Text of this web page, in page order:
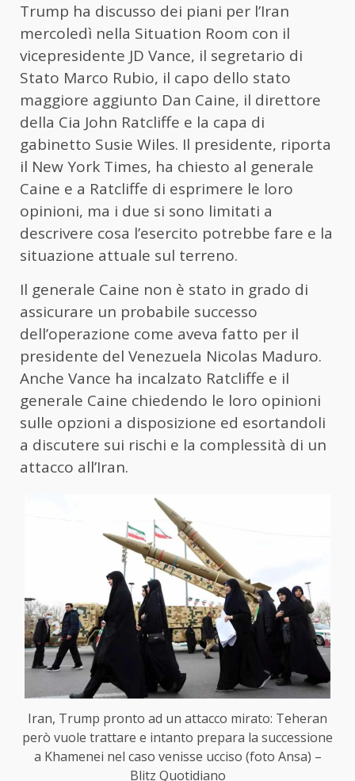
Trump ha discusso dei piani per l’Iran
mercoledì nella Situation Room con il
vicepresidente JD Vance, il segretario di
Stato Marco Rubio, il capo dello stato
maggiore aggiunto Dan Caine, il direttore
della Cia John Ratcliffe e la capa di
gabinetto Susie Wiles. Il presidente, riporta
il New York Times, ha chiesto al generale
Caine e a Ratcliffe di esprimere le loro
opinioni, ma i due si sono limitati a
descrivere cosa l’esercito potrebbe fare e la
situazione attuale sul terreno.
Il generale Caine non è stato in grado di
assicurare un probabile successo
dell’operazione come aveva fatto per il
presidente del Venezuela Nicolas Maduro.
Anche Vance ha incalzato Ratcliffe e il
generale Caine chiedendo le loro opinioni
sulle opzioni a disposizione ed esortandoli
a discutere sui rischi e la complessità di un
attacco all’Iran.
Iran, Trump pronto ad un attacco mirato: Teheran
però vuole trattare e intanto prepara la successione
a Khamenei nel caso venisse ucciso (foto Ansa) –
Blitz Quotidiano